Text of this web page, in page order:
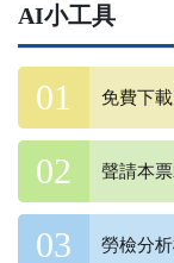
AI小工具
免費下
聲請本
勞檢分